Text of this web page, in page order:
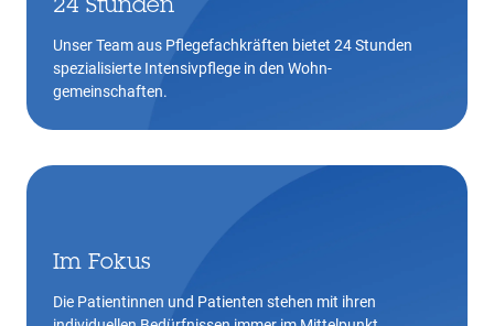
Unser Team aus Pflegefachkräften bietet 24 Stunden
spezialisierte Intensivpflege in den Wohn-
gemeinschaften.
Im Fokus
Die Patientinnen und Patienten stehen mit ihren